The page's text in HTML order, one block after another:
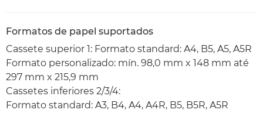
Formatos de papel suportados
Cassete superior 1: Formato standard: A4, B5, A5, A5R
Formato personalizado: mín. 98,0 mm x 148 mm até
297 mm x 215,9 mm
Cassetes inferiores 2/3/4:
Formato standard: A3, B4, A4, A4R, B5, B5R, A5R